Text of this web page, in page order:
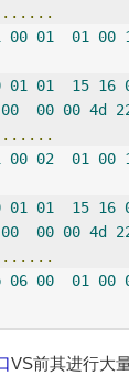
00 01 01 00
01 01 15 16
00 00 00 4d
00 02 01 00
01 01 15 16
00 00 00 4d
06 00 01 00
VS前其进行大